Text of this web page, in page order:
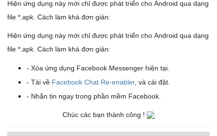
Hiện ứng dụng này mới chỉ được phát triển cho Android qua dạng
file *.apk. Cách làm khá đơn giản:
Hiện ứng dụng này mới chỉ được phát triển cho Android qua dạng
file *.apk. Cách làm khá đơn giản:
- Xóa ứng dụng Facebook Messenger hiện tại.
- Tải về Facebook Chat Re-enabler, và cài đặt.
- Nhắn tin ngay trong phần mềm Facebook.
​Chúc các bạn thành công !